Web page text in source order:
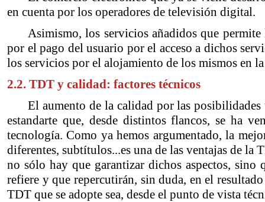
en cuenta por los operadores de televisión digital.
Asimismo, los servicios añadidos que
por el pago del usuario por el acceso a dichos
los servicios por el alojamiento de los mismos en
2.2. TDT y calidad: factores técnicos
El aumento de la calidad por las
estandarte que, desde distintos flancos, se ha
tecnología. Como ya hemos argumentado, la
diferentes, subtítulos...es una de las ventajas de la
no sólo hay que garantizar dichos aspectos, sino
refiere y que repercutirán, sin duda, en el
TDT que se adopte sea, desde el punto de vista